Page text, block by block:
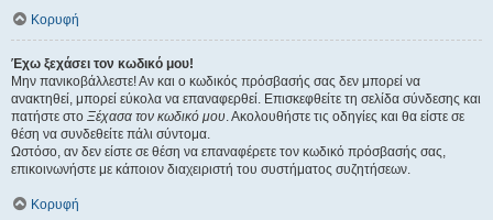
Κορυφή
Έχω ξεχάσει τον κωδικό μου!
Μην πανικοβάλλεστε! Αν και ο κωδικός πρόσβασής σας δεν μπορεί να
ανακτηθεί, μπορεί εύκολα να επαναφερθεί. Επισκεφθείτε τη σελίδα σύνδεσης και
πατήστε στο Ξέχασα τον κωδικό μου. Ακολουθήστε τις οδηγίες και θα είστε σε
θέση να συνδεθείτε πάλι σύντομα.
Ωστόσο, αν δεν είστε σε θέση να επαναφέρετε τον κωδικό πρόσβασής σας,
επικοινωνήστε με κάποιον διαχειριστή του συστήματος συζητήσεων.
Κορυφή